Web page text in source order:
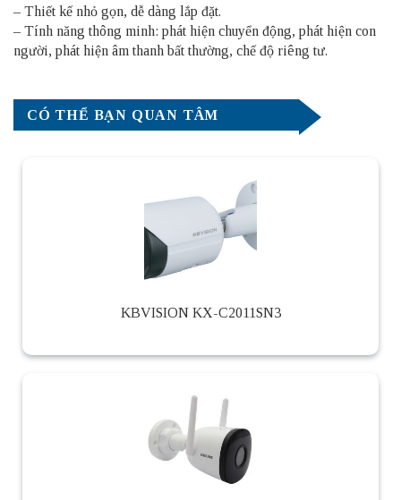
– Thiết kế nhỏ gọn, dễ dàng lắp đặt.
– Tính năng thông minh: phát hiện chuyển động, phát hiện con
người, phát hiện âm thanh bất thường, chế độ riêng tư.
CÓ THỂ BẠN QUAN TÂM
KBVISION KX-C2011SN3